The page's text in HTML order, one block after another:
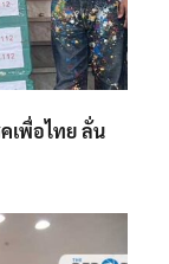
เพื่อไทย ลั่น